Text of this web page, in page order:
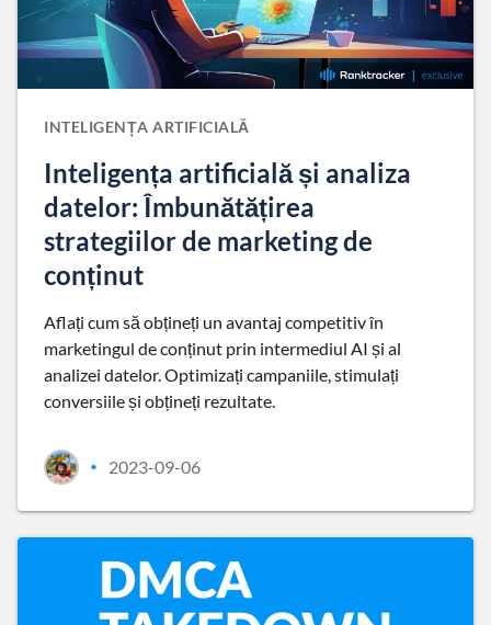
INTELIGENȚA ARTIFICIALĂ
Inteligența artificială și analiza
datelor: Îmbunătățirea
strategiilor de marketing de
conținut
Aflați cum să obțineți un avantaj competitiv în
marketingul de conținut prin intermediul AI și al
analizei datelor. Optimizați campaniile, stimulați
conversiile și obțineți rezultate.
• 2023-09-06